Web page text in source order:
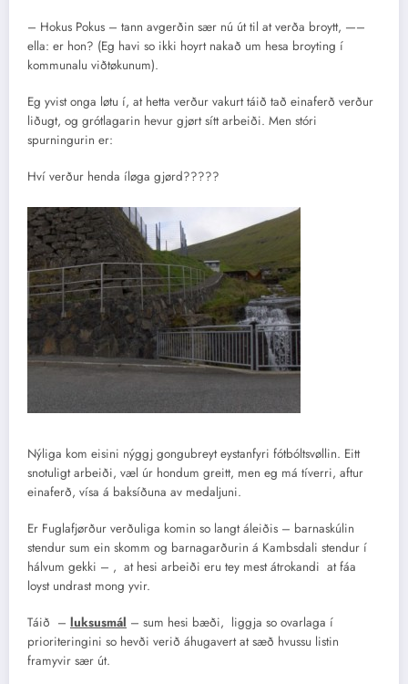
– Hokus Pokus – tann avgerðin sær nú út til at verða broytt, —–
ella: er hon? (Eg havi so ikki hoyrt nakað um hesa broyting í
kommunalu viðtøkunum).
Eg yvist onga løtu í, at hetta verður vakurt táið tað einaferð verður
liðugt, og grótlagarin hevur gjørt sítt arbeiði. Men stóri
spurningurin er:
Hví verður henda íløga gjørd?????
Nýliga kom eisini nýggj gongubreyt eystanfyri fótbóltsvøllin. Eitt
snotuligt arbeiði, væl úr hondum greitt, men eg má tíverri, aftur
einaferð, vísa á baksíðuna av medaljuni.
Er Fuglafjørður verðuliga komin so langt áleiðis – barnaskúlin
stendur sum ein skomm og barnagarðurin á Kambsdali stendur í
hálvum gekki – , at hesi arbeiði eru tey mest átrokandi at fáa
loyst undrast mong yvir.
Táið – luksusmál – sum hesi bæði, liggja so ovarlaga í
prioriteringini so hevði verið áhugavert at sæð hvussu listin
framyvir sær út.